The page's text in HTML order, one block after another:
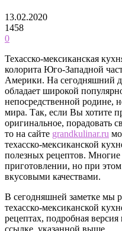
13.02.2020
1458
0
Техасско-мексиканская
колорита Юго-Западной
Америки. На сегодняшний
обладает широкой
непосредственной родине,
мира. Так, если Вы хотите
оригинальное, порадовать
то на сайте grandkulinar.ru
техасско-мексиканской
полезных рецептов.
приготовлении, но при
вкусовыми качествами.
В сегодняшней заметке мы
техасско-мексиканской
рецептах, подробная
ссылке, указанной выше.